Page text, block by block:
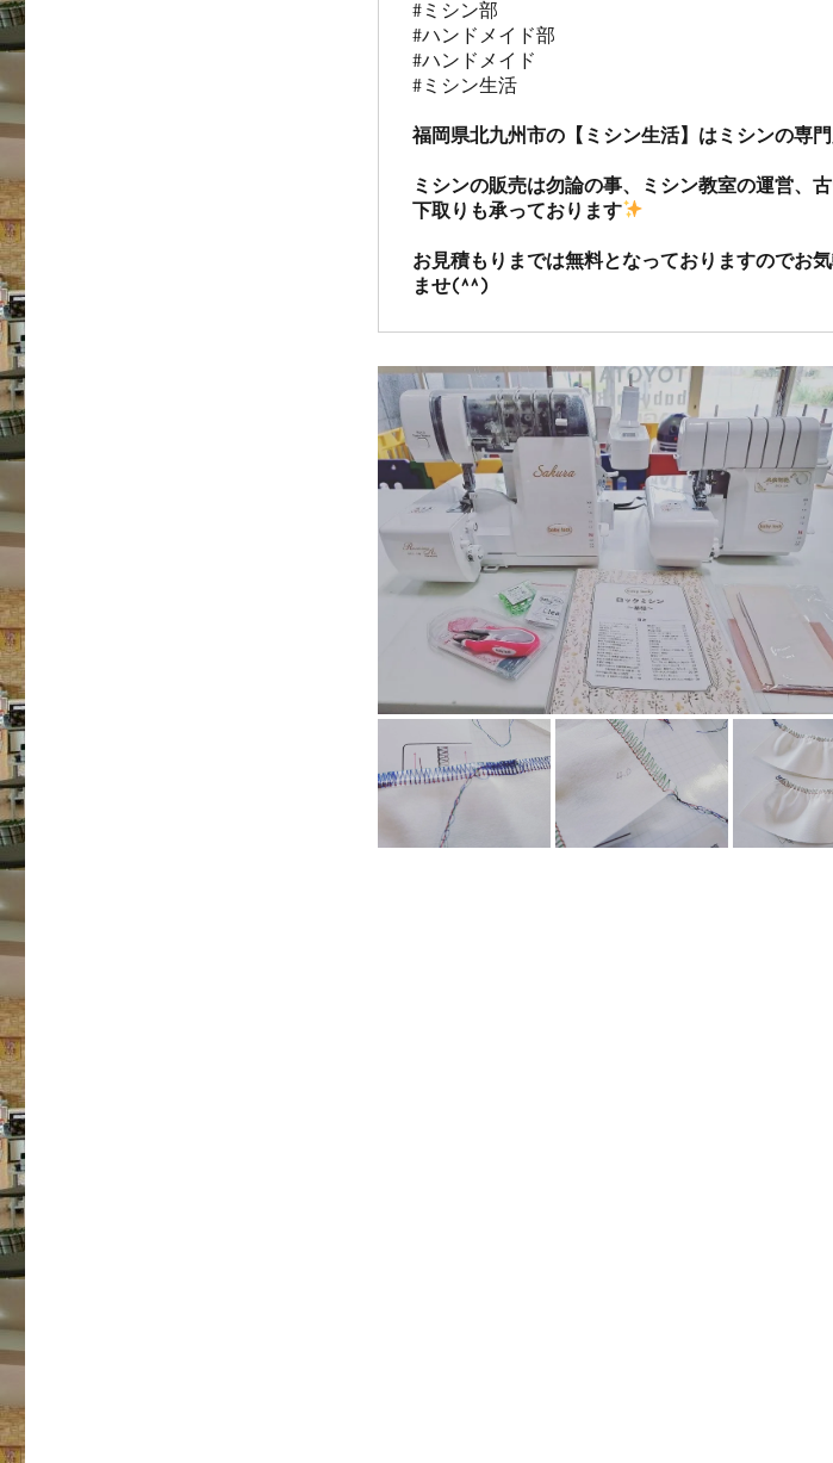
#ミシン部
#ハンドメイド部
#ハンドメイド
#ミシン生活
福岡県北九州市の【ミシン生活】はミシンの専
ミシンの販売は勿論の事、ミシン教室の運営、
下取りも承っております
お見積もりまでは無料となっておりますのでお
ませ(^^)